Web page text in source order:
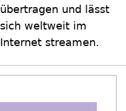
übertragen und lässt
sich weltweit im
Internet streamen.